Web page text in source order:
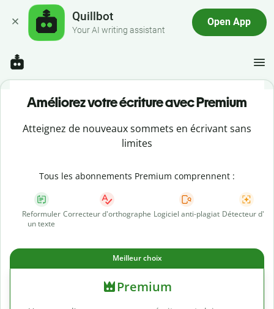
Quillbot
Your AI writing assistant
Open App
Améliorez votre écriture avec Premium
Atteignez de nouveaux sommets en écrivant sans
limites
Tous les abonnements Premium comprennent :
Reformuler
un texte
Correcteur d'orthographe Logiciel anti-plagiat Détecteur d'IA
Meilleur choix
Premium